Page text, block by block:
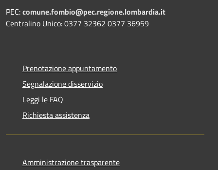
PEC:comune.fombio@pec.regione.lombardia.it
Centralino Unico: 0377 32362 0377 36959
Prenotazione appuntamento
Segnalazione disservizio
Leggi le FAQ
Richiesta assistenza
Amministrazione trasparente